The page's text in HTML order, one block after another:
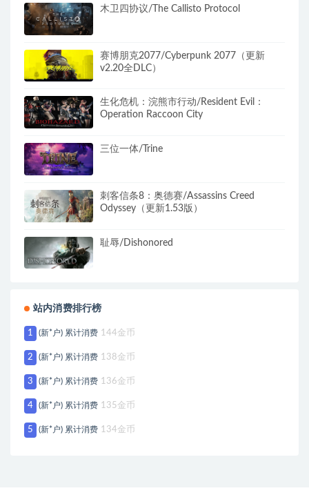
木卫四协议/The Callisto Protocol
赛博朋克2077/Cyberpunk 2077（更新
v2.20全DLC）
生化危机：浣熊市行动/Resident Evil：
Operation Raccoon City
三位一体/Trine
刺客信条8：奥德赛/Assassins Creed
Odyssey（更新1.53版）
耻辱/Dishonored
站内消费排行榜
1 (新*户) 累计消费 144金币
2 (新*户) 累计消费 138金币
3 (新*户) 累计消费 136金币
4 (新*户) 累计消费 135金币
5 (新*户) 累计消费 134金币